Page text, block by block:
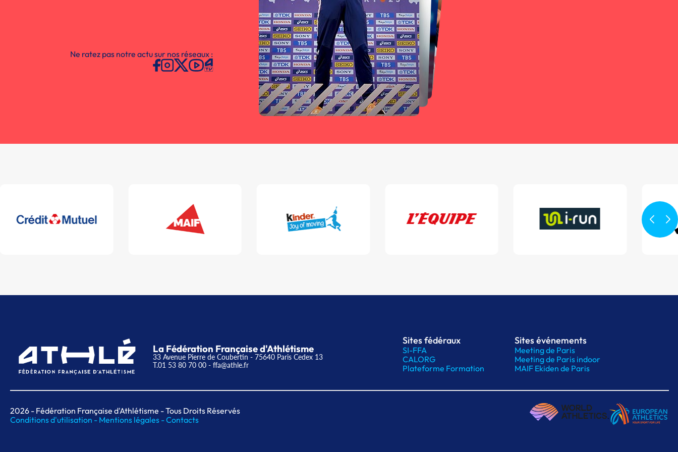
Ne ratez pas notre actu sur nos réseaux :
La Fédération Française d'Athlétisme
33 Avenue Pierre de Coubertin - 75640 Paris Cedex 13
T.01 53 80 70 00 - ffa@athle.fr
Sites fédéraux
SI-FFA
CALORG
Plateforme Formation
Sites événements
Meeting de Paris
Meeting de Paris indoor
MAIF Ekiden de Paris
2026 - Fédération Française d'Athlétisme - Tous Droits Réservés
Conditions d'utilisation - Mentions légales -Contacts